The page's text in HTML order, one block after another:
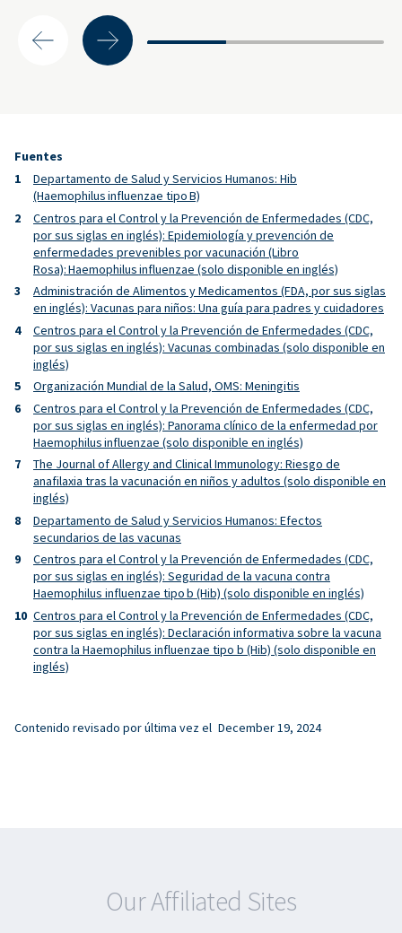
Fuentes
Departamento de Salud y Servicios Humanos: Hib
(Haemophilus influenzae tipo B)
Centros para el Control y la Prevención de Enfermedades (CDC,
por sus siglas en inglés): Epidemiología y prevención de
enfermedades prevenibles por vacunación (Libro
Rosa): Haemophilus influenzae (solo disponible en inglés)
Administración de Alimentos y Medicamentos (FDA, por sus siglas
en inglés): Vacunas para niños: Una guía para padres y cuidadores
Centros para el Control y la Prevención de Enfermedades (CDC,
por sus siglas en inglés): Vacunas combinadas (solo disponible en
inglés)
Organización Mundial de la Salud, OMS: Meningitis
Centros para el Control y la Prevención de Enfermedades (CDC,
por sus siglas en inglés): Panorama clínico de la enfermedad por
Haemophilus influenzae (solo disponible en inglés)
The Journal of Allergy and Clinical Immunology: Riesgo de
anafilaxia tras la vacunación en niños y adultos (solo disponible en
inglés)
Departamento de Salud y Servicios Humanos: Efectos
secundarios de las vacunas
Centros para el Control y la Prevención de Enfermedades (CDC,
por sus siglas en inglés): Seguridad de la vacuna contra
Haemophilus influenzae tipo b (Hib) (solo disponible en inglés)
Centros para el Control y la Prevención de Enfermedades (CDC,
por sus siglas en inglés): Declaración informativa sobre la vacuna
contra la Haemophilus influenzae tipo b (Hib) (solo disponible en
inglés)
Contenido revisado por última vez el December 19, 2024
Our Affiliated Sites